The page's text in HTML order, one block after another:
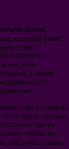
форма
который имеет
поры,
и
игры. Для
а также
перед стиркой,
её цвета, фирмы
отличительных
чтобы не
эмблемы, имена,